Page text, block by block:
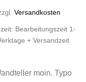
Versandkosten
Bearbeitungszeit 1-
+ Versandzeit